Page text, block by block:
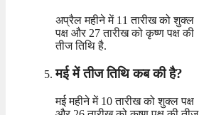
अप्रैल महीने में 11 तारीख को शुक्ल
पक्ष और 27 तारीख को कृष्ण पक्ष की
तीज तिथि है.
मई में तीज तिथि कब की है?
मई महीने में 10 तारीख को शुक्ल पक्ष